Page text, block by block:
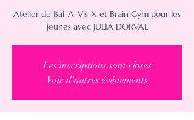
Atelier de Bal-A-Vis-X et Brain Gym pour les
jeunes avec JULIA DORVAL
Les inscriptions sont closes
Voir d'autres événements